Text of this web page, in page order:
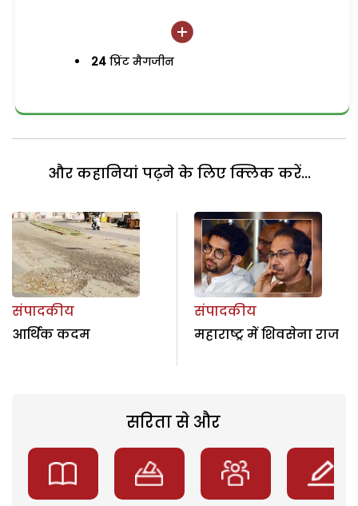
24 प्रिंट मैगजीन
और कहानियां पढ़ने के लिए क्लिक करें...
संपादकीय
आर्थिक कदम
संपादकीय
महाराष्ट्र में शिवसेना राज
सरिता से और